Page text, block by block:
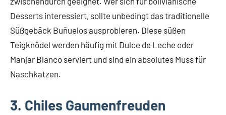
Desserts interessiert, sollte unbedingt das traditionelle
Süßgebäck Buñuelos ausprobieren. Diese süßen
Teigknödel werden häufig mit Dulce de Leche oder
Manjar Blanco serviert und sind ein absolutes Muss für
Naschkatzen.
3. Chiles Gaumenfreuden